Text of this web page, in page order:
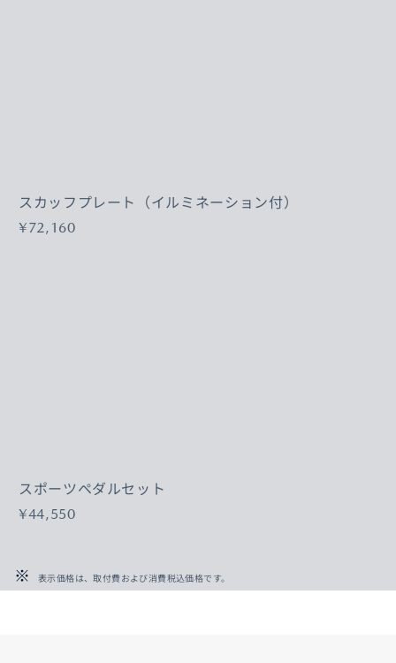
スカッフプレート（イルミネーション付）
¥72,160
スポーツペダルセット
¥44,550
表示価格は、取付費および消費税込価格です。